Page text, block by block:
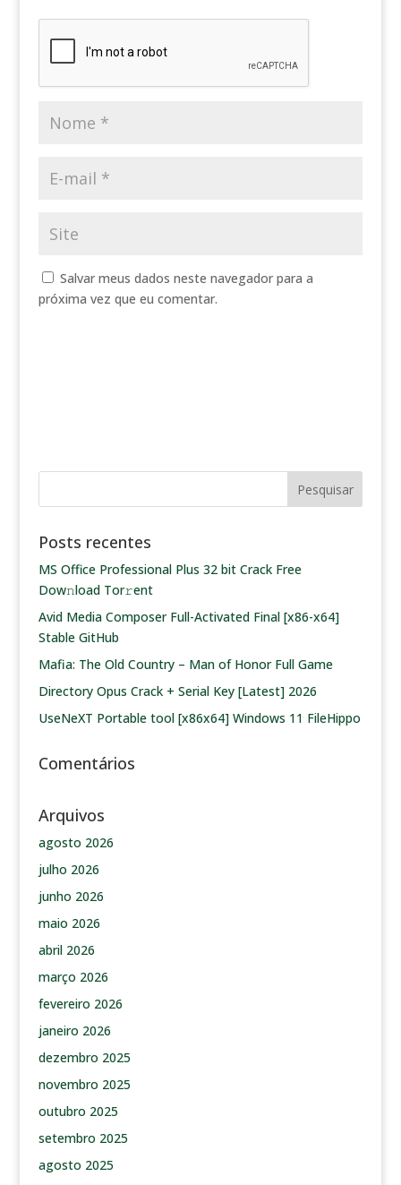
Salvar meus dados neste navegador para a
próxima vez que eu comentar.
Posts recentes
MS Office Professional Plus 32 bit Crack Frее
Dow𝚗load Tоr𝚛ent
Avid Media Composer Full-Activated Final [x86-x64]
Stable GitHub
Mafia: The Old Country – Man of Honor Full Game
Directory Opus Crack + Serial Key [Latest] 2026
UseNeXT Portable tool [x86x64] Windows 11 FileHippo
Comentários
Arquivos
agosto 2026
julho 2026
junho 2026
maio 2026
abril 2026
março 2026
fevereiro 2026
janeiro 2026
dezembro 2025
novembro 2025
outubro 2025
setembro 2025
agosto 2025